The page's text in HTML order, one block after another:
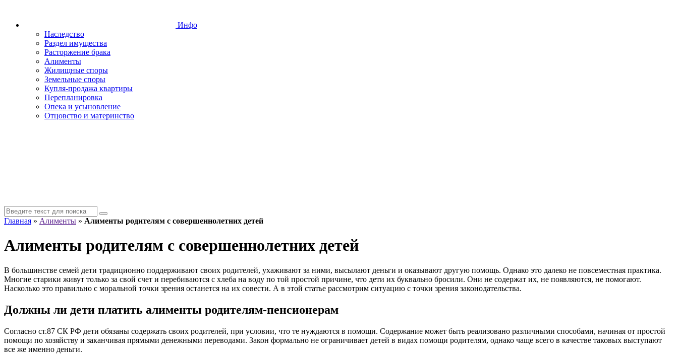
Инфо
Наследство
Раздел имущества
Расторжение брака
Алименты
Жилищные споры
Земельные споры
Купля-продажа квартиры
Перепланировка
Опека и усыновление
Отцовство и материнство
Главная » Алименты » Алименты родителям с совершеннолетних детей
Алименты родителям с совершеннолетних детей
В большинстве семей дети традиционно поддерживают своих родителей, ухаживают за ними, высылают деньги и оказывают другую помощь. Однако это далеко не повсеместная практика.
Многие старики живут только за свой счет и перебиваются с хлеба на воду по той простой причине, что дети их буквально бросили. Они не содержат их, не появляются, не помогают.
Насколько это правильно с моральной точки зрения останется на их совести. А в этой статье рассмотрим ситуацию с точки зрения законодательства.
Должны ли дети платить алименты родителям-пенсионерам
Согласно ст.87 СК РФ дети обязаны содержать своих родителей, при условии, что те нуждаются в помощи. Содержание может быть реализовано различными способами, начиная от простой
помощи по хозяйству и заканчивая прямыми денежными переводами. Закон формально не ограничивает детей в видах помощи родителям, однако чаще всего в качестве таковых выступают
все же именно деньги.